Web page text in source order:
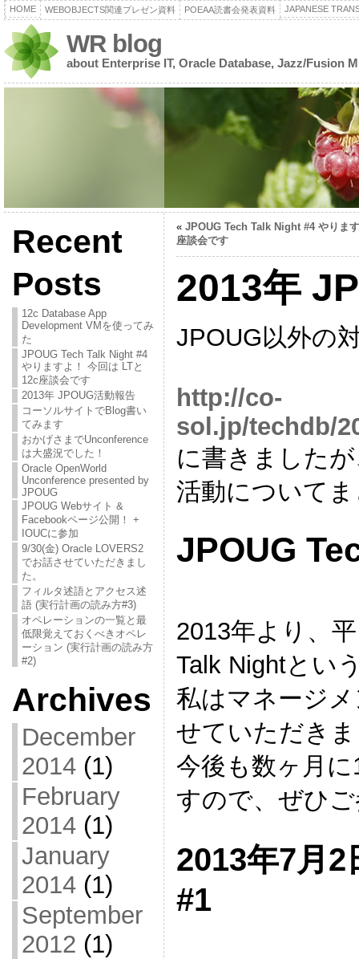
HOME WEBOBJECTS関連プレゼン資料 POEAA読書会発表資料 JAPANESE
WR blog
about Enterprise IT, Oracle Database, Jazz/Fusion
Recent
Posts
12c Database App
Development VMを使ってみ
た
JPOUG Tech Talk Night #4
やりますよ！ 今回は LTと
12c座談会です
2013年 JPOUG活動報告
コーソルサイトでBlog書い
てみます
おかげさまでUnconference
は大盛況でした！
Oracle OpenWorld
Unconference presented by
JPOUG
JPOUG Webサイト &
Facebookページ公開！ +
IOUCに参加
9/30(金) Oracle LOVERS2
でお話させていただきまし
た。
フィルタ述語とアクセス述
語 (実行計画の読み方#3)
オペレーションの一覧と最
低限覚えておくべきオペレ
ーション (実行計画の読み方
#2)
Archives
December
2014(1)
February
2014(1)
January
2014(1)
September
2012 (1)
« JPOUG Tech Talk Night #4 やりま
座談会です
2013年
JPOUG以外の
http://co-
sol.jp/techdb/
に書きました
活動について
JPOUG
2013年より、
Talk Nightとい
私はマネージ
せていただき
今後も数ヶ月
すので、ぜひ
2013年7月
#1